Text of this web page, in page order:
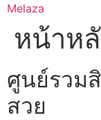
Skip
content
Melaza
หน้าห
ศูนย์รวม
สวย